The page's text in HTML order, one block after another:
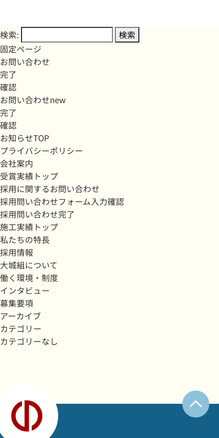
検索:
固定ページ
お問い合わせ
完了
確認
お問い合わせnew
完了
確認
お知らせTOP
プライバシーポリシー
会社案内
受賞実績トップ
採用に関するお問い合わせ
採用問い合わせフォーム入力確認
採用問い合わせ完了
施工実績トップ
私たちの特長
採用情報
大城組について
働く環境・制度
インタビュー
募集要項
アーカイブ
カテゴリー
カテゴリーなし